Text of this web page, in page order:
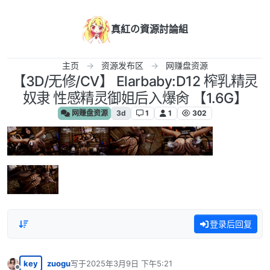
真紅の資源討論組
主页 资源发布区 网赚盘资源
【3D/无修/CV】 Elarbaby:D12 榨乳精灵
奴隶 性感精灵御姐后入爆肏 【1.6G】
网赚盘资源 3d 1 1 302
登录后回复
key zuogu写于2025年3月9日 下午5:21